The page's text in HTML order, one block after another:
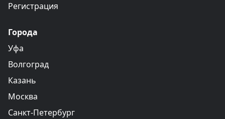
Регистрация
Города
Уфа
Волгоград
Казань
Москва
Санкт-Петербург